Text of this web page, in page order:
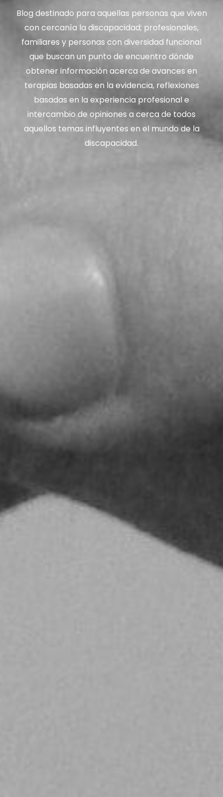
Blog destinado para aquellas personas que viven
con cercanía la discapacidad; profesionales,
familiares y personas con diversidad funcional
que buscan un punto de encuentro dónde
obtener información acerca de avances en
terapias basadas en la evidencia, reflexiones
basadas en la experiencia profesional e
intercambio de opiniones a cerca de todos
aquellos temas influyentes en el mundo de la
discapacidad.